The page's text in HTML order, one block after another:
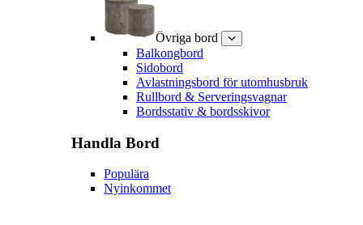
Övriga bord
Balkongbord
Sidobord
Avlastningsbord för utomhusbruk
Rullbord & Serveringsvagnar
Bordsstativ & bordsskivor
Handla Bord
Populära
Nyinkommet